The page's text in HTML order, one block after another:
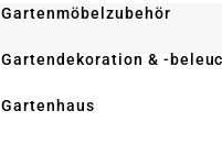
Gartenmöbelzubehör
Gartendekoration & -
Gartenhaus